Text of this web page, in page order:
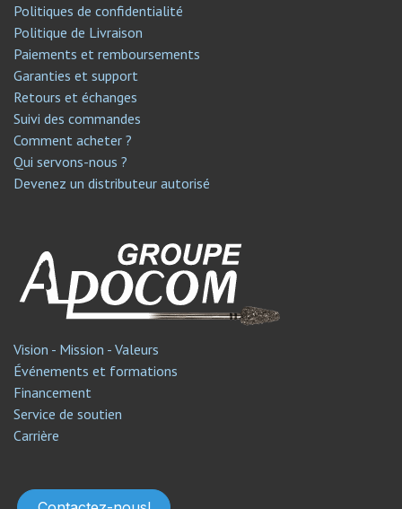
Politiques de confidentialité
Politique de Livraison
Paiements et remboursements
Garanties et support
Retours et échanges
Suivi des commandes
Comment acheter ?
Qui servons-nous ?
Devenez un distributeur autorisé
Vision - Mission - Valeurs
Événements et formations
Financement
Service de soutien​
Carrière